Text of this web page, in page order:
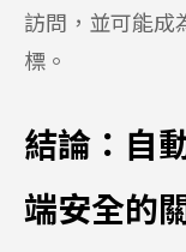
訪問，並可能成
標。
結論：自
端安全的